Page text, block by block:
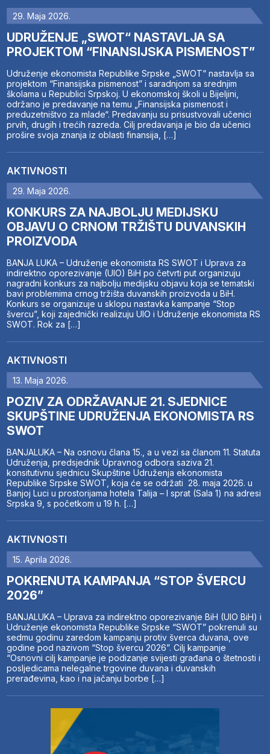
29. Maja 2026.
UDRUŽENJE „SWOT“ NASTAVLJA SA
PROJEKTOM “FINANSIJSKA PISMENOST”
Udruženje ekonomista Republike Srpske „SWOT“ nastavlja sa
projektom “Finansijska pismenost” i saradnjom sa srednjim
školama u Republici Srpskoj. U ekonomskoj školi u Bijeljini,
održano je predavanje na temu „Finansijska pismenost i
preduzetništvo za mlade“. Predavanju su prisustvovali učenici
prvih, drugih i trećih razreda. Cilj predavanja je bio da učenici
prošire svoja znanja iz oblasti finansija, […]
AKTIVNOSTI
29. Maja 2026.
KONKURS ZA NAJBOLJU MEDIJSKU
OBJAVU O CRNOM TRŽIŠTU DUVANSKIH
PROIZVODA
BANJA LUKA – Udruženje ekonomista RS SWOT i Uprava za
indirektno oporezivanje (UIO) BiH po četvrti put organizuju
nagradni konkurs za najbolju medijsku objavu koja se tematski
bavi problemima crnog tržišta duvanskih proizvoda u BiH.
Konkurs se organizuje u sklopu nastavka kampanje “Stop
švercu”, koji zajednički realizuju UIO i Udruženje ekonomista RS
SWOT. Rok za […]
AKTIVNOSTI
13. Maja 2026.
POZIV ZA ODRŽAVANJE 21. SJEDNICE
SKUPŠTINE UDRUŽENJA EKONOMISTA RS
SWOT
BANJALUKA – Na osnovu člana 15., a u vezi sa članom 11. Statuta
Udruženja, predsjednik Upravnog odbora saziva 21.
konsitutivnu sjednicu Skupštine Udruženja ekonomista
Republike Srpske SWOT, koja će se održati 28. maja 2026. u
Banjoj Luci u prostorijama hotela Talija – I sprat (Sala 1) na adresi
Srpska 9, s početkom u 19 h. […]
AKTIVNOSTI
15. Aprila 2026.
POKRENUTA KAMPANJA “STOP ŠVERCU
2026”
BANJALUKA – Uprava za indirektno oporezivanje BiH (UIO BiH) i
Udruženje ekonomista Republike Srpske “SWOT” pokrenuli su
sedmu godinu zaredom kampanju protiv šverca duvana, ove
godine pod nazivom “Stop švercu 2026”. Cilj kampanje
“Osnovni cilj kampanje je podizanje svijesti građana o štetnosti i
posljedicama nelegalne trgovine duvana i duvanskih
prerađevina, kao i na jačanju borbe […]